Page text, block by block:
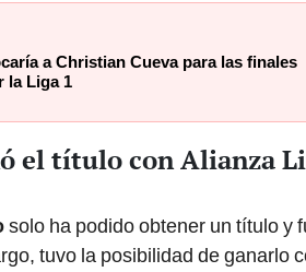
a Christian Cueva para las finales
la Liga 1
el título con Alianza
solo ha podido obtener un título y
tuvo la posibilidad de ganarlo